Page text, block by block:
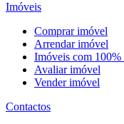
Imóveis
Comprar imóvel
Arrendar imóvel
Imóveis com
Avaliar imóvel
Vender imóvel
Contactos